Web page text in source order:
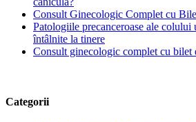
Consult Ginecologic Complet cu
Patologiile precanceroase ale colului
întâlnite la tinere
Consult ginecologic complet cu bilet
Categorii